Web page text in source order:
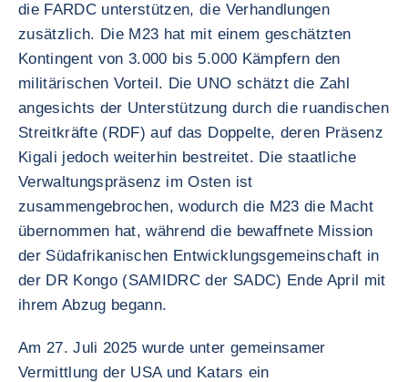
die FARDC unterstützen, die Verhandlungen
zusätzlich. Die M23 hat mit einem geschätzten
Kontingent von 3.000 bis 5.000 Kämpfern den
militärischen Vorteil. Die UNO schätzt die Zahl
angesichts der Unterstützung durch die ruandischen
Streitkräfte (RDF) auf das Doppelte, deren Präsenz
Kigali jedoch weiterhin bestreitet. Die staatliche
Verwaltungspräsenz im Osten ist
zusammengebrochen, wodurch die M23 die Macht
übernommen hat, während die bewaffnete Mission
der Südafrikanischen Entwicklungsgemeinschaft in
der DR Kongo (SAMIDRC der SADC) Ende April mit
ihrem Abzug begann.
Am 27. Juli 2025 wurde unter gemeinsamer
Vermittlung der USA und Katars ein